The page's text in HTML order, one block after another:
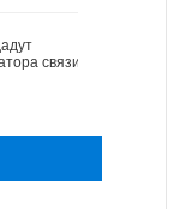
связи